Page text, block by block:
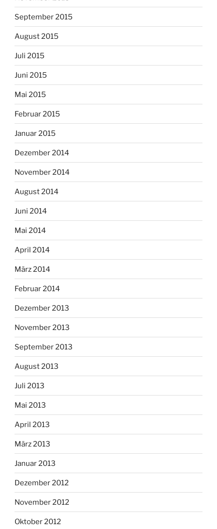
September 2015
August 2015
Juli 2015
Juni 2015
Mai 2015
Februar 2015
Januar 2015
Dezember 2014
November 2014
August 2014
Juni 2014
Mai 2014
April 2014
März 2014
Februar 2014
Dezember 2013
November 2013
September 2013
August 2013
Juli 2013
Mai 2013
April 2013
März 2013
Januar 2013
Dezember 2012
November 2012
Oktober 2012